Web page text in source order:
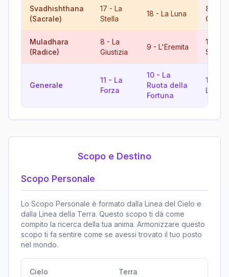
Svadhishthana
(Sacrale)
17 - La
Stella
18 - La Luna
8
Muladhara
(Radice)
8 - La
Giustizia
9 - L'Eremita
17
Stella
Generale
11 - La
Forza
10 - La
Ruota della
Fortuna
12
Scopo e Destino
Scopo Personale
Lo Scopo Personale è formato dalla Linea del Cielo e
dalla Linea della Terra. Questo scopo ti dà come
compito la ricerca della tua anima. Armonizzare questo
scopo ti fa sentire come se avessi trovato il tuo posto
nel mondo.
Cielo Terra